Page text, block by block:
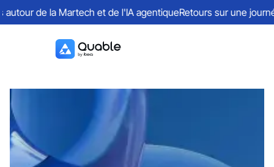
de la Martech et de l'IA agentiqueRetours sur une journée